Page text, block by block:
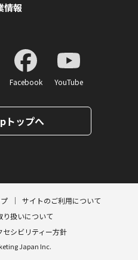
情報
Facebook YouTube
トップへ
サイトのご利用について
り扱いについて
セシビリティー方針
Japan Inc.